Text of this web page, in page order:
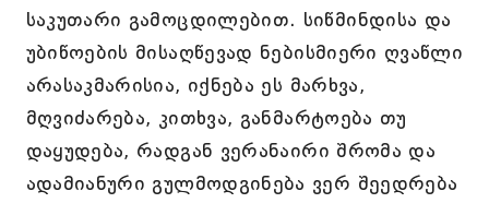
საკუთარი გამოცდილებით. სიწმინდისა და
უბიწოების მისაღწევად ნებისმიერი ღვაწლი
არასაკმარისია, იქნება ეს მარხვა,
მღვიძარება, კითხვა, განმარტოება თუ
დაყუდება, რადგან ვერანაირი შრომა და
ადამიანური გულმოდგინება ვერ შეედრება